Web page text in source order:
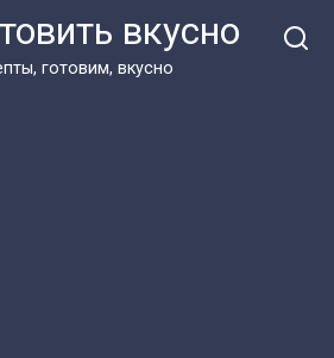
вкусно
готовим, вкусно